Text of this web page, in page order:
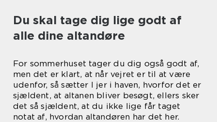
Du skal tage dig lige godt af
alle dine altandøre
For sommerhuset tager du dig også godt af,
men det er klart, at når vejret er til at være
udenfor, så sætter I jer i haven, hvorfor det er
sjældent, at altanen bliver besøgt, ellers sker
det så sjældent, at du ikke lige får taget
notat af, hvordan altandøren har det her.